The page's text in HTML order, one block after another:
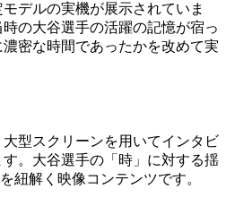
デルの実機が展示されていま
の大谷選手の活躍の記憶が宿っ
密な時間であったかを改めて実
大型スクリーンを用いてインタビ
。大谷選手の「時」に対する揺
紐解く映像コンテンツです。